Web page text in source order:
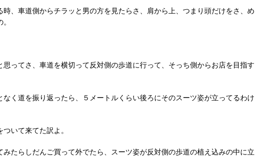
時、車道側からチラッと男の方を見たらさ、肩から上、つまり頭だけをさ、め
ってさ、車道を横切って反対側の歩道に行って、そっち側からお店を目指す
なく道を振り返ったら、５メートルくらい後ろにそのスーツ姿が立ってるわけ
いて来てた訳よ。
たらしだんご買って外でたら、スーツ姿が反対側の歩道の植え込みの中に立